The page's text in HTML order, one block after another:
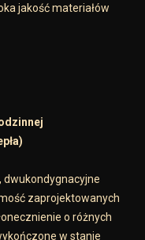
jakość materiałów
dwukondygnacyjne
zaprojektowanych
o różnych
w stanie